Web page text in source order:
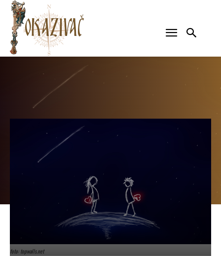
foto: topwalls.net